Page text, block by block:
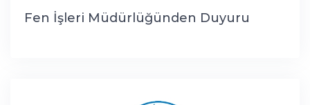
Fen İşleri Müdürlüğünden Duyuru